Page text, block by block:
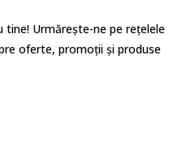
Urmărește-ne pe rețelele
oferte, promoții și produse